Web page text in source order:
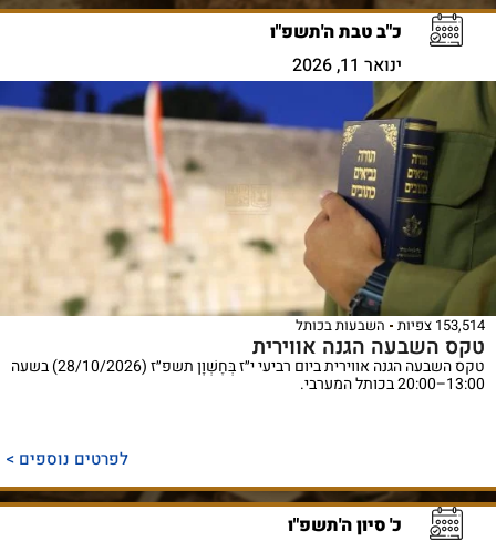
כ"ב טבת ה'תשפ"ו
ינואר 11, 2026
153,514 צפיות השבעות בכותל
טקס השבעה הגנה אווירית
טקס השבעה הגנה אווירית ביום רביעי י״ז בְּחֶשְׁוָן תשפ״ז (28/10/2026) בשעה
13:00–20:00 בכותל המערבי.
לפרטים נוספים >
כ' סיון ה'תשפ"ו